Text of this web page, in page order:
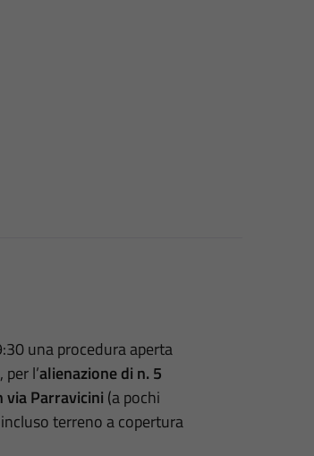
una procedura aperta
l’alienazione di n. 5
via Parravicini (a pochi
terreno a copertura